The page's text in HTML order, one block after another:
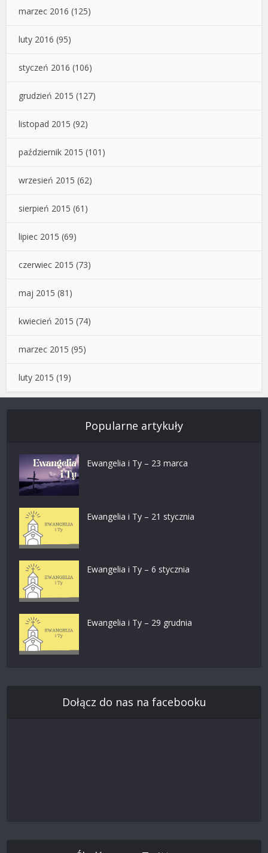
marzec 2016 (125)
luty 2016 (95)
styczeń 2016 (106)
grudzień 2015 (127)
listopad 2015 (92)
październik 2015 (101)
wrzesień 2015 (62)
sierpień 2015 (61)
lipiec 2015 (69)
czerwiec 2015 (73)
maj 2015 (81)
kwiecień 2015 (74)
marzec 2015 (95)
luty 2015 (19)
Popularne artykuły
Ewangelia i Ty – 23 marca
Ewangelia i Ty – 21 stycznia
Ewangelia i Ty – 6 stycznia
Ewangelia i Ty – 29 grudnia
Dołącz do nas na facebooku